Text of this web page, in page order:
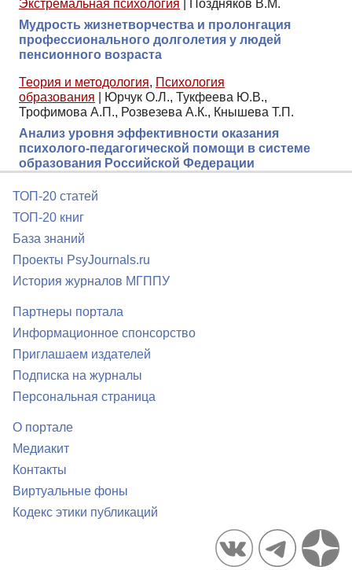
Экстремальная психология
Поздняков В.М.
Мудрость жизнетворчества и пролонгация
профессионального долголетия у людей
пенсионного возраста
Теория и методология, Психология
образования
Юрчук О.Л., Тукфеева Ю.В.,
Трофимова А.П., Розвезева А.К., Кнышева Т.П.
Анализ уровня эффективности оказания
психолого-педагогической помощи в системе
образования Российской Федерации
ТОП-20 статей
ТОП-20 книг
База знаний
Проекты PsyJournals.ru
История журналов МГППУ
Партнеры портала
Информационное спонсорство
Приглашаем издателей
Подписка на журналы
Персональная страница
О портале
Медиакит
Контакты
Виртуальные фоны
Кодекс этики публикаций